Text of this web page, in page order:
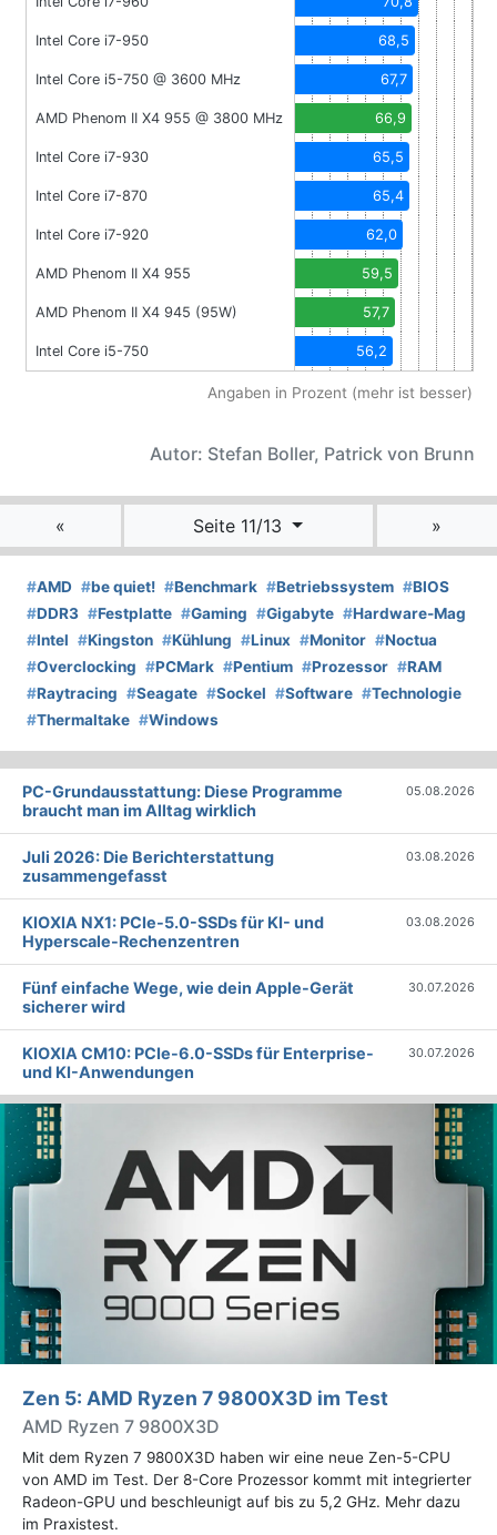
Intel Core i7-950 68,5
Intel Core i5-750 @ 3600 MHz 67,7
AMD Phenom II X4 955 @ 3800 MHz 66,9
Intel Core i7-930 65,5
Intel Core i7-870 65,4
Intel Core i7-920 62,0
AMD Phenom II X4 955 59,5
AMD Phenom II X4 945 (95W) 57,7
Intel Core i5-750 56,2
Angaben in Prozent (mehr ist besser)
Autor: Stefan Boller, Patrick von Brunn
« Seite 11/13 »
#AMD #be quiet! #Benchmark #Betriebssystem #BIOS
#DDR3 #Festplatte #Gaming #Gigabyte #Hardware-Mag
#Intel #Kingston #Kühlung #Linux #Monitor #Noctua
#Overclocking #PCMark #Pentium #Prozessor #RAM
#Raytracing #Seagate #Sockel #Software #Technologie
#Thermaltake #Windows
PC-Grundausstattung: Diese Programme
braucht man im Alltag wirklich
05.08.2026
Juli 2026: Die Bericht­erstattung
zusammengefasst
03.08.2026
KIOXIA NX1: PCIe-5.0-SSDs für KI- und
Hyperscale-Rechenzentren
03.08.2026
Fünf einfache Wege, wie dein Apple-Gerät
sicherer wird
30.07.2026
KIOXIA CM10: PCIe-6.0-SSDs für Enterprise-
und KI-Anwendungen
30.07.2026
Zen 5: AMD Ryzen 7 9800X3D im Test
AMD Ryzen 7 9800X3D
Mit dem Ryzen 7 9800X3D haben wir eine neue Zen-5-CPU
von AMD im Test. Der 8-Core Prozessor kommt mit integrierter
Radeon-GPU und beschleunigt auf bis zu 5,2 GHz. Mehr dazu
im Praxistest.